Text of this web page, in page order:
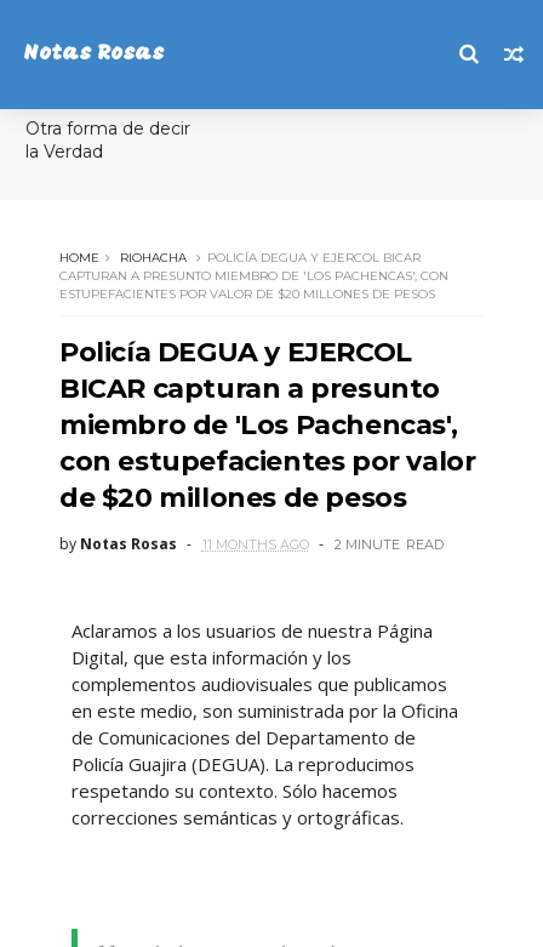
Notas Rosas
Otra forma de decir
la Verdad
HOME RIOHACHA
POLICÍA DEGUA Y EJERCOL BICAR
CAPTURAN A PRESUNTO MIEMBRO DE 'LOS PACHENCAS', CON
ESTUPEFACIENTES POR VALOR DE $20 MILLONES DE PESOS
Policía DEGUA y EJERCOL
BICAR capturan a presunto
miembro de 'Los Pachencas',
con estupefacientes por valor
de $20 millones de pesos
by Notas Rosas 11 MONTHS AGO 2 MINUTE READ
Aclaramos a los usuarios de nuestra Página
Digital, que esta información y los
complementos audiovisuales que publicamos
en este medio, son suministrada por la Oficina
de Comunicaciones del Departamento de
Policía Guajira (DEGUA). La reproducimos
respetando su contexto. Sólo hacemos
correcciones semánticas y ortográficas.